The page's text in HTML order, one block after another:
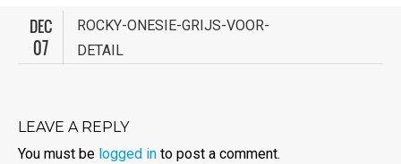
DEC
07
ROCKY-ONESIE-GRIJS-VOOR-
DETAIL
LEAVE A REPLY
You must be logged in to post a comment.